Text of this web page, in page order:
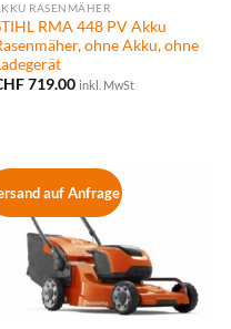
RASENMÄHER
RMA 448 PV Akku
ohne Akku, ohne
719.00 inkl. MwSt
auf Anfrage